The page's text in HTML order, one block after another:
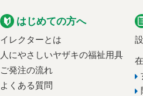
はじめての方へ
イレクターとは
人にやさしいヤザキの福祉用具
ご発注の流れ
よくある質問